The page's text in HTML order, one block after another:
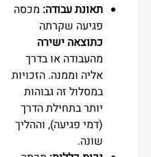
תאונת עבודה: מכסה
פגיעה שקרתה
כתוצאה ישירה
מהעבודה או בדרך
אליה וממנה. הזכויות
במסלול זה גבוהות
יותר בתחילת הדרך
(דמי פגיעה), וההליך
שונה.